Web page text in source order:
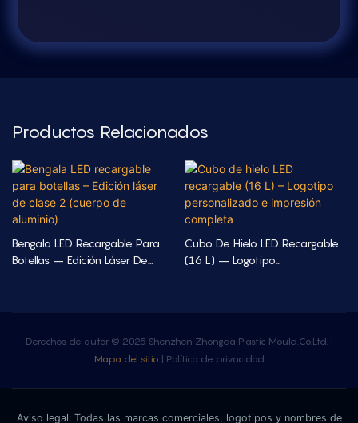
Productos Relacionados
Bengala LED Recargable Para
Botellas – Edición Láser De
Cubo De Hielo LED Recargable
(16 L) – Logotipo
Derechos de autor © 2025 Shenzhen Zhongda Plastic Mould.Co.Ltd. |
Mapa del sitio | Política de privacidad
Aviso legal: Todas las marcas comerciales, logotipos y nombres de